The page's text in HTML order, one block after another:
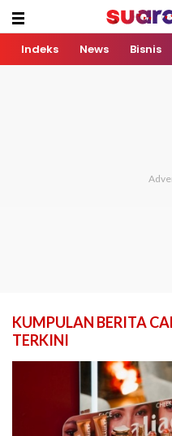
Indeks News Bisnis
KUMPULAN BERITA
TERKINI